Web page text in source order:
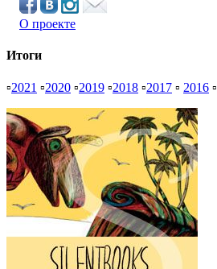
О проекте
Итоги
▫2021 ▫2020 ▫2019 ▫2018 ▫2017 ▫ 2016 ▫